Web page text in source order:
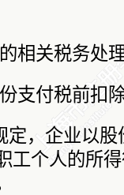
相关税务处
支付税前扣
定，企业以
工个人的所